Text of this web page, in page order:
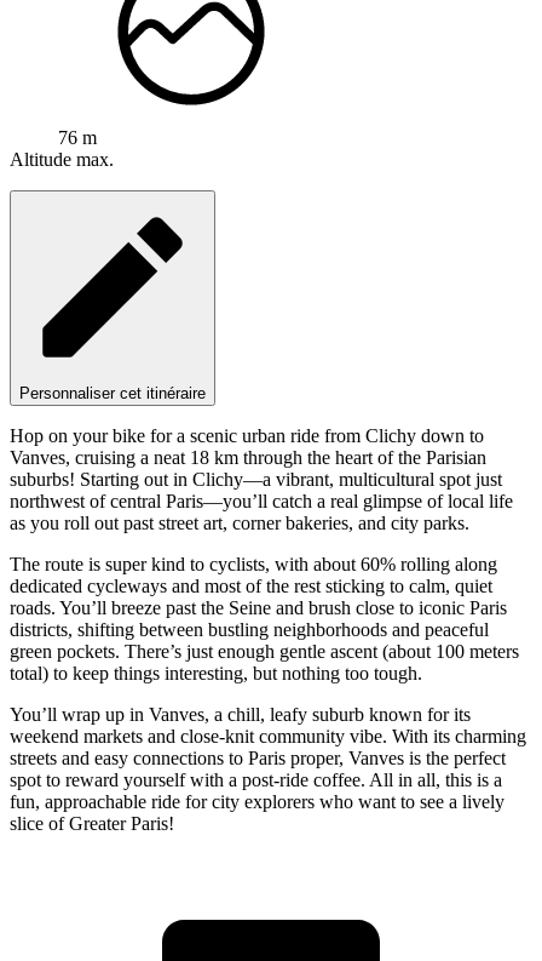
76 m
Altitude max.
Personnaliser cet itinéraire
Hop on your bike for a scenic urban ride from Clichy down to
Vanves, cruising a neat 18 km through the heart of the Parisian
suburbs! Starting out in Clichy—a vibrant, multicultural spot just
northwest of central Paris—you’ll catch a real glimpse of local life
as you roll out past street art, corner bakeries, and city parks.
The route is super kind to cyclists, with about 60% rolling along
dedicated cycleways and most of the rest sticking to calm, quiet
roads. You’ll breeze past the Seine and brush close to iconic Paris
districts, shifting between bustling neighborhoods and peaceful
green pockets. There’s just enough gentle ascent (about 100 meters
total) to keep things interesting, but nothing too tough.
You’ll wrap up in Vanves, a chill, leafy suburb known for its
weekend markets and close-knit community vibe. With its charming
streets and easy connections to Paris proper, Vanves is the perfect
spot to reward yourself with a post-ride coffee. All in all, this is a
fun, approachable ride for city explorers who want to see a lively
slice of Greater Paris!